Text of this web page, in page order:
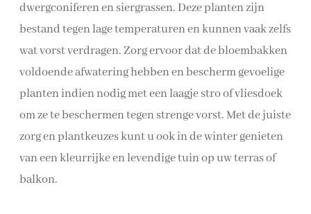
dwergconiferen en siergrassen. Deze planten zijn
bestand tegen lage temperaturen en kunnen vaak zelfs
wat vorst verdragen. Zorg ervoor dat de bloembakken
voldoende afwatering hebben en bescherm gevoelige
planten indien nodig met een laagje stro of vliesdoek
om ze te beschermen tegen strenge vorst. Met de juiste
zorg en plantkeuzes kunt u ook in de winter genieten
van een kleurrijke en levendige tuin op uw terras of
balkon.